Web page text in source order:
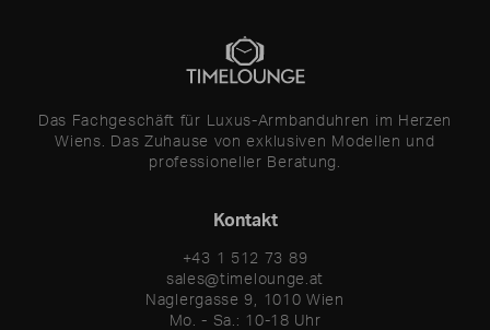
Das Fachgeschäft für Luxus-Armbanduhren im Herzen
Wiens. Das Zuhause von exklusiven Modellen und
professioneller Beratung.
Kontakt
+43 1 512 73 89
sales@timelounge.at
Naglergasse 9, 1010 Wien
Mo. - Sa.: 10-18 Uhr